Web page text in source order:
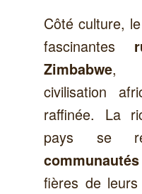
Côté culture,
fascinantes
Zimbabwe,
civilisation
raffinée. La
pays se
fières de